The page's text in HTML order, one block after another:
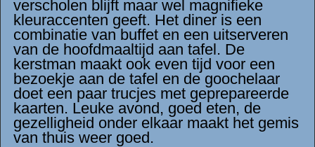
verscholen blijft maar wel magnifieke
kleuraccenten geeft. Het diner is een
combinatie van buffet en een uitserveren
van de hoofdmaaltijd aan tafel. De
kerstman maakt ook even tijd voor een
bezoekje aan de tafel en de goochelaar
doet een paar trucjes met geprepareerde
kaarten. Leuke avond, goed eten, de
gezelligheid onder elkaar maakt het gemis
van thuis weer goed.